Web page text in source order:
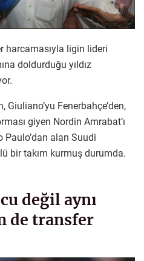
harcamasıyla ligin lideri
doldurduğu yıldız
Giuliano’yu Fenerbahçe’den,
giyen Nordin Amrabat’ı
Paulo’dan alan Suudi
bir takım kurmuş durumda.
değil aynı
de transfer